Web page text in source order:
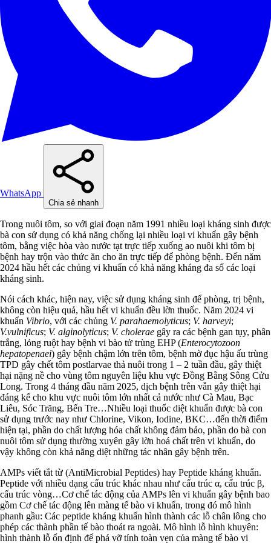
WhatsApp
Chia sẻ nhanh
Trong nuôi tôm, so với giai đoạn năm 1991 nhiều loại kháng sinh được
bà con sử dụng có khả năng chống lại nhiều loại vi khuẩn gây bệnh
tôm, bằng việc hòa vào nước tạt trực tiếp xuống ao nuôi khi tôm bị
bệnh hay trộn vào thức ăn cho ăn trực tiếp để phòng bệnh. Đến năm
2024 hầu hết các chủng vi khuẩn có khả năng kháng đa số các loại
kháng sinh.
Nói cách khác, hiện nay, việc sử dụng kháng sinh để phòng, trị bệnh,
không còn hiệu quả, hầu hết vi khuẩn đều lờn thuốc. Năm 2024 vi
khuẩn Vibrio, với các chủng V. parahaemolyticus; V. harveyi;
V.vulnificus; V. alginolyticus; V. cholerae gây ra các bệnh gan tụy, phân
trắng, lỏng ruột hay bệnh vi bào tử trùng EHP (Enterocytozoon
hepatopenaei) gây bệnh chậm lớn trên tôm, bệnh mờ đục hậu ấu trùng
TPD gây chết tôm postlarvae thả nuôi trong 1 – 2 tuần đầu, gây thiệt
hại nặng nề cho vùng tôm nguyên liệu khu vực Đồng Bằng Sông Cửu
Long. Trong 4 tháng đầu năm 2025, dịch bệnh trên vẫn gây thiệt hại
đáng kể cho khu vực nuôi tôm lớn nhất cả nước như Cà Mau, Bạc
Liêu, Sóc Trăng, Bến Tre…Nhiều loại thuốc diệt khuẩn được bà con
sử dụng trước nay như Chlorine, Vikon, Iodine, BKC…đến thời điểm
hiện tại, phần do chất lượng hóa chất không đảm bảo, phần do bà con
nuôi tôm sử dụng thường xuyên gây lờn hoá chất trên vi khuẩn, do
vậy không còn khả năng diệt những tác nhân gây bệnh trên.
AMPs viết tắt từ (AntiMicrobial Peptides) hay Peptide kháng khuẩn.
Peptide với nhiều dạng cấu trúc khác nhau như cấu trúc α, cấu trúc β,
cấu trúc vòng…Cơ chế tác động của AMPs lên vi khuẩn gây bệnh bao
gồm Cơ chế tác động lên màng tế bào vi khuẩn, trong đó mô hình
phanh gầu: Các peptide kháng khuẩn hình thành các lỗ chân lông cho
phép các thành phần tế bào thoát ra ngoài. Mô hình lỗ hình khuyên:
hình thành lỗ ổn định để phá vỡ tính toàn vẹn của màng tế bào vi